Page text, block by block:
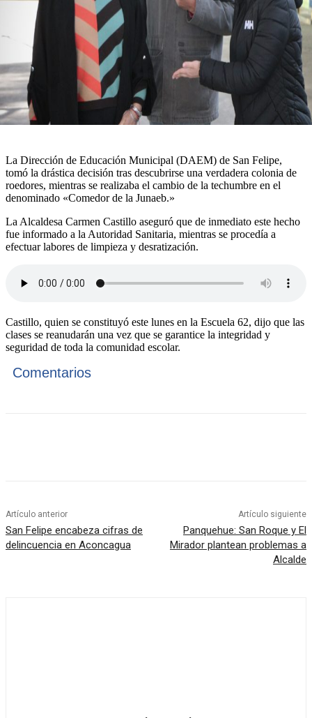
La Dirección de Educación Municipal (DAEM) de San Felipe,
tomó la drástica decisión tras descubrirse una verdadera colonia de
roedores, mientras se realizaba el cambio de la techumbre en el
denominado «Comedor de la Junaeb.»
La Alcaldesa Carmen Castillo aseguró que de inmediato este hecho
fue informado a la Autoridad Sanitaria, mientras se procedía a
efectuar labores de limpieza y desratización.
Castillo, quien se constituyó este lunes en la Escuela 62, dijo que las
clases se reanudarán una vez que se garantice la integridad y
seguridad de toda la comunidad escolar.
Comentarios
Artículo anterior
San Felipe encabeza cifras de
delincuencia en Aconcagua
Artículo siguiente
Panquehue: San Roque y El
Mirador plantean problemas a
Alcalde